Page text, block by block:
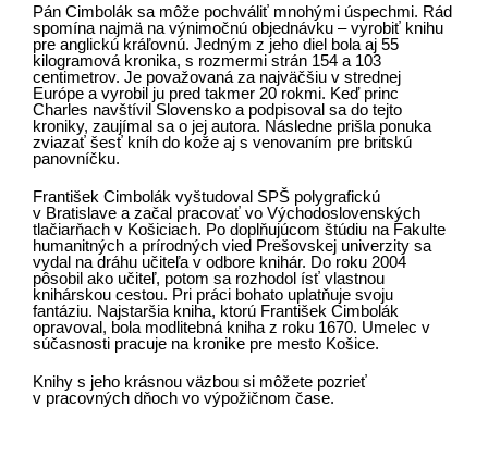
Pán Cimbolák sa môže pochváliť mnohými úspechmi. Rád
spomína najmä na výnimočnú objednávku – vyrobiť knihu
pre anglickú kráľovnú. Jedným z jeho diel bola aj 55
kilogramová kronika, s rozmermi strán 154 a 103
centimetrov. Je považovaná za najväčšiu v strednej
Európe a vyrobil ju pred takmer 20 rokmi. Keď princ
Charles navštívil Slovensko a podpisoval sa do tejto
kroniky, zaujímal sa o jej autora. Následne prišla ponuka
zviazať šesť kníh do kože aj s venovaním pre britskú
panovníčku.
František Cimbolák vyštudoval SPŠ polygrafickú
v Bratislave a začal pracovať vo Východoslovenských
tlačiarňach v Košiciach. Po doplňujúcom štúdiu na Fakulte
humanitných a prírodných vied Prešovskej univerzity sa
vydal na dráhu učiteľa v odbore knihár. Do roku 2004
pôsobil ako učiteľ, potom sa rozhodol ísť vlastnou
knihárskou cestou. Pri práci bohato uplatňuje svoju
fantáziu. Najstaršia kniha, ktorú František Cimbolák
opravoval, bola modlitebná kniha z roku 1670. Umelec v
súčasnosti pracuje na kronike pre mesto Košice.
Knihy s jeho krásnou väzbou si môžete pozrieť
v pracovných dňoch vo výpožičnom čase.